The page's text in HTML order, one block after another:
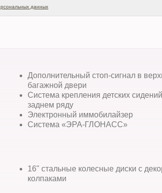
данных
Дополнительный стоп-сигнал в
багажной двери
Система крепления детских
заднем ряду
Электронный иммобилайзер
Система «ЭРА-ГЛОНАСС»
16" стальные колесные диски с
колпаками